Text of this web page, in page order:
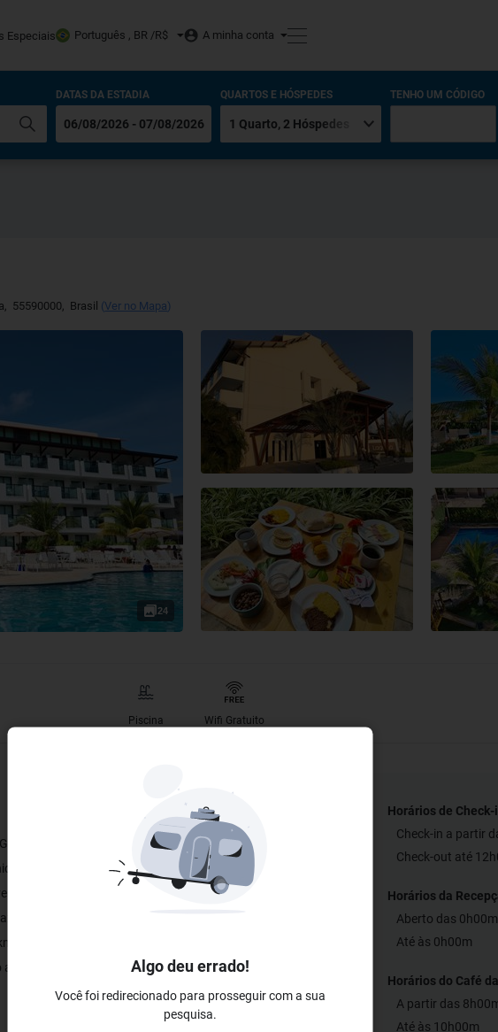
Especiais Português , BR /R$ A minha conta
Algo deu errado!
Você foi redirecionado para prosseguir com a sua
pesquisa.
DATAS DA ESTADIA QUARTOS E HÓSPEDES TENHO UM CÓDIGO
, 55590000, Brasil (Ver no Mapa)
24
Piscina Wifi Gratuito
BEACH FLAT BY AFT oferece acomodação com acesso
incluem sala de estar com sofá, TV de tela plana,
e varanda com vista do jardim. A propriedade também
no lounge compartilhado.. O LAGUNA BEACH FLAT BY
do Projeto Hippocampus. Já o Aeroporto Internacional do
53 km da propriedade.
Horários de Check-
Check-in a partir
Check-out até
Horários da
Aberto das 0h00m
Até às 0h00m
Horários do Café
A partir das
Até às 10h00m